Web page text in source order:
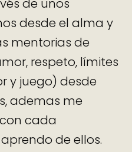
de unos
desde el alma y
mentorias de
respeto, límites
y juego) desde
ademas me
cada
de ellos.